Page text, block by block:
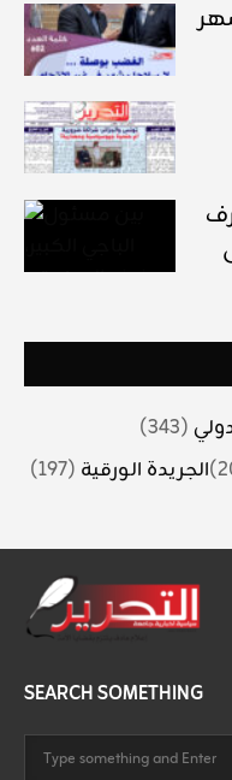
(343)
الجريدة الورقية (197)
SEARCH SOMETHING